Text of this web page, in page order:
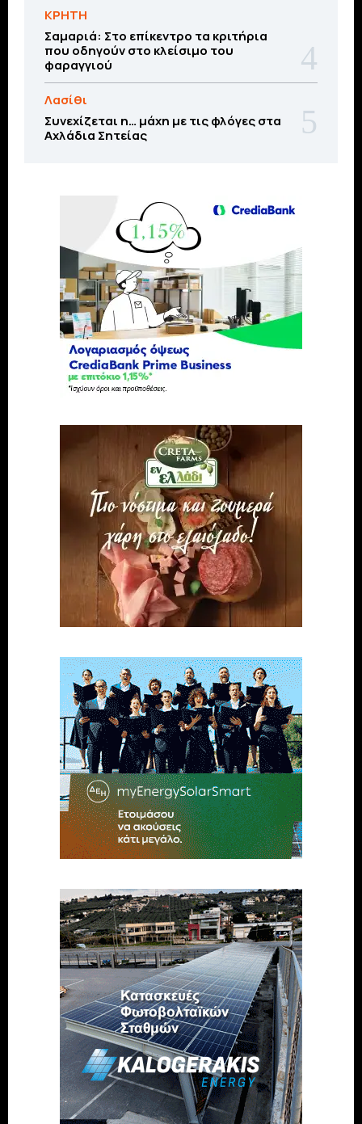
ΚΡΗΤΗ
Σαμαριά: Στο επίκεντρο τα κριτήρια
που οδηγούν στο κλείσιμο του
φαραγγιού
Λασίθι
Συνεχίζεται η… μάχη με τις φλόγες στα
Αχλάδια Σητείας